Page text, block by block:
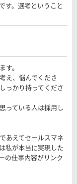
す。選考ということ
す。
え、悩んでくださ
っかり持ってくださ
っている人は採用し
あえてセールスマネ
私が本当に実現した
の仕事内容がリンク